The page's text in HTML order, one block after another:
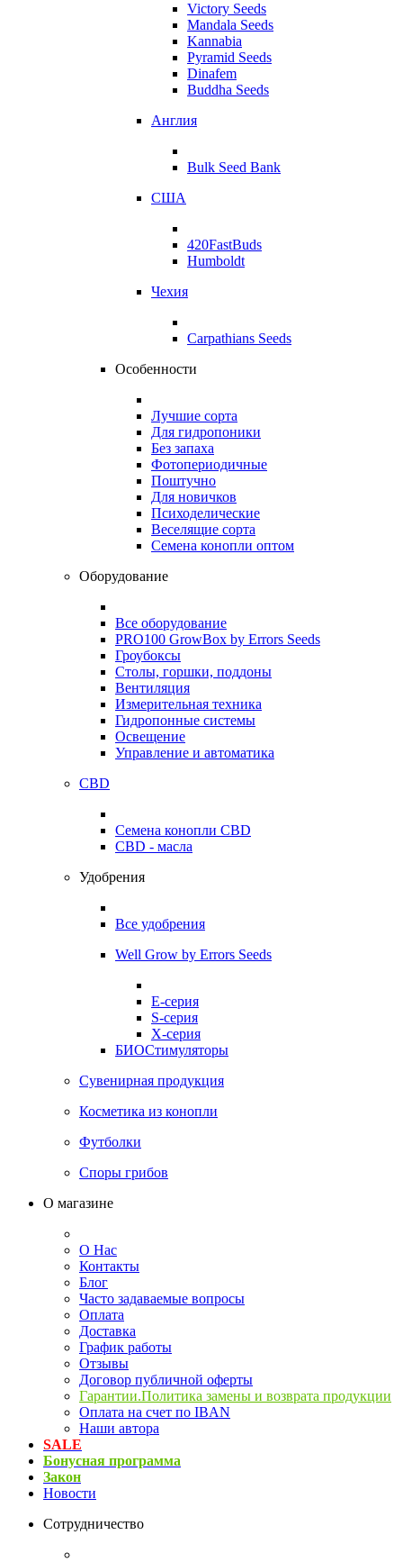
Victory Seeds
Mandala Seeds
Kannabia
Pyramid Seeds
Dinafem
Buddha Seeds
Англия
Bulk Seed Bank
США
420FastBuds
Humboldt
Чехия
Carpathians Seeds
Особенности
Лучшие сорта
Для гидропоники
Без запаха
Фотопериодичные
Поштучно
Для новичков
Психоделические
Веселящие сорта
Семена конопли оптом
Оборудование
Все оборудование
PRO100 GrowBox by Errors Seeds
Гроубоксы
Столы, горшки, поддоны
Вентиляция
Измерительная техника
Гидропонные системы
Освещение
Управление и автоматика
CBD
Семена конопли CBD
CBD - масла
Удобрения
Все удобрения
Well Grow by Errors Seeds
E-серия
S-серия
X-серия
БИОСтимуляторы
Сувенирная продукция
Косметика из конопли
Футболки
Споры грибов
О магазине
О Нас
Контакты
Блог
Часто задаваемые вопросы
Оплата
Доставка
График работы
Отзывы
Договор публичной оферты
Гарантии.Политика замены и возврата продукции
Оплата на счет по IBAN
Наши автора
SALE
Бонусная программа
Закон
Новости
Сотрудничество